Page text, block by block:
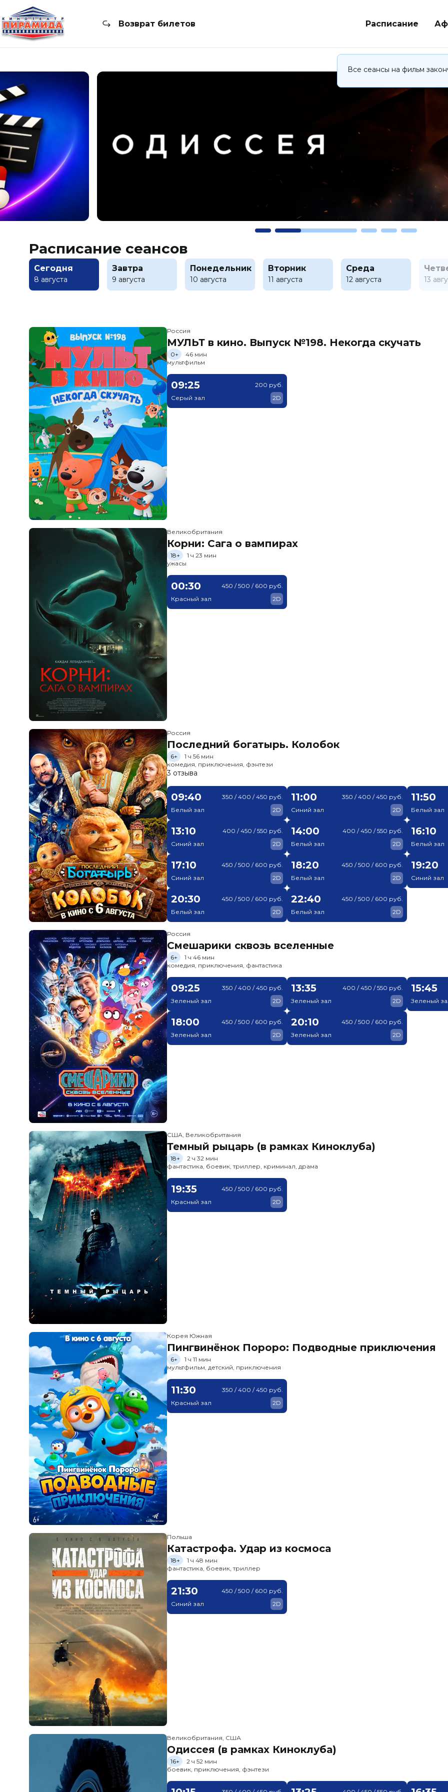
Возврат билетов Расписание
Расписание сеансов
Сегодня
8 августа
Завтра
9 августа
Понедельник
10 августа
Вторник
11 августа
Среда
12 августа 13
Россия
МУЛЬТ в кино. Выпуск №198. Некогда скучать
0+
46 мин
мультфильм
09:25
Серый зал
200 руб.
2D
Великобритания
Корни: Сага о вампирах
18+
1 ч 23 мин
ужасы
00:30
Красный зал
450 / 500 / 600 руб.
2D
Россия
Последний богатырь. Колобок
6+
1 ч 56 мин
комедия, приключения, фэнтези
3 отзыва
09:40
Белый зал
350 / 400 / 450 руб.
2D
11:00
Синий зал
350 / 400 / 450 руб.
2D
11:50
Белый зал
13:10
Синий зал
400 / 450 / 550 руб.
2D
14:00
Белый зал
400 / 450 / 550 руб.
2D
16:10
Белый зал
17:10
Синий зал
450 / 500 / 600 руб.
2D
18:20
Белый зал
450 / 500 / 600 руб.
2D
19:20
Синий зал
20:30
Белый зал
450 / 500 / 600 руб.
2D
22:40
Белый зал
450 / 500 / 600 руб.
2D
Россия
Смешарики сквозь вселенные
6+
1 ч 46 мин
комедия, приключения, фантастика
09:25
Зеленый зал
350 / 400 / 450 руб.
2D
13:35
Зеленый зал
400 / 450 / 550 руб.
2D
15:45
Зеленый
18:00
Зеленый зал
450 / 500 / 600 руб.
2D
20:10
Зеленый зал
450 / 500 / 600 руб.
2D
США, Великобритания
Темный рыцарь (в рамках Киноклуба)
18+
2 ч 32 мин
фантастика, боевик, триллер, криминал, драма
19:35
Красный зал
450 / 500 / 600 руб.
2D
Корея Южная
Пингвинёнок Пороро: Подводные приключения
6+
1 ч 11 мин
мультфильм, детский, приключения
11:30
Красный зал
350 / 400 / 450 руб.
2D
Польша
Катастрофа. Удар из космоса
18+
1 ч 48 мин
фантастика, боевик, триллер
21:30
Синий зал
450 / 500 / 600 руб.
2D
Великобритания, США
Одиссея (в рамках Киноклуба)
16+
2 ч 52 мин
боевик, приключения, фэнтези
Все сеансы на фильм